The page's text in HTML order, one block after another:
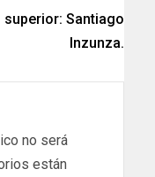
superior: Santiago
Inzunza.
no será
están